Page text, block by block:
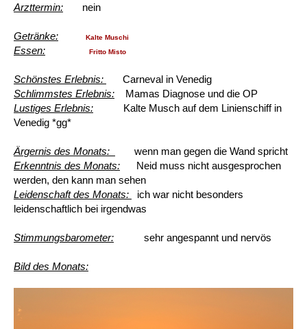
Arzttermin: nein
Getränke: Kalte Muschi
Essen: Fritto Misto
Schönstes Erlebnis:
Carneval in Venedig
Schlimmstes Erlebnis: Mamas Diagnose und die OP
Lustiges Erlebnis: Kalte Musch auf dem Linienschiff in
Venedig *gg*
Ärgernis des Monats:
wenn man gegen die Wand spricht
Erkenntnis des Monats: Neid muss nicht ausgesprochen
werden, den kann man sehen
Leidenschaft des Monats:
ich war nicht besonders
leidenschaftlich bei irgendwas
Stimmungsbarometer: sehr angespannt und nervös
Bild des Monats: